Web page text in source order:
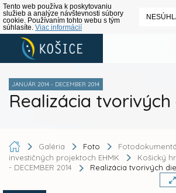
Tento web používa k poskytovaniu
služieb a analýze návštevnosti súbory
cookie. Používaním tohto webu s tým
súhlasíte. Viac informácií
JANUÁR 2014 - DECEMBER 2014
Realizácia tvorivých
Galéria Foto
investičných projektoch EHMK
Košický
- DECEMBER 2014
Realizácia tvorivých